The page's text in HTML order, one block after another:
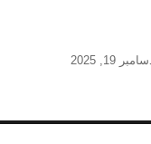
19, 2025